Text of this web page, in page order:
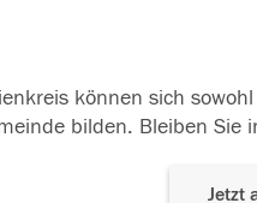
können sich
bilden. Bleiben
Jetzt